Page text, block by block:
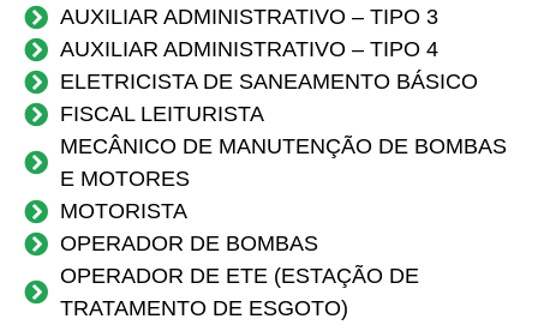
AUXILIAR ADMINISTRATIVO – TIPO 3
AUXILIAR ADMINISTRATIVO – TIPO 4
ELETRICISTA DE SANEAMENTO BÁSICO
FISCAL LEITURISTA
MECÂNICO DE MANUTENÇÃO DE BOMBAS
E MOTORES
MOTORISTA
OPERADOR DE BOMBAS
OPERADOR DE ETE (ESTAÇÃO DE
TRATAMENTO DE ESGOTO)